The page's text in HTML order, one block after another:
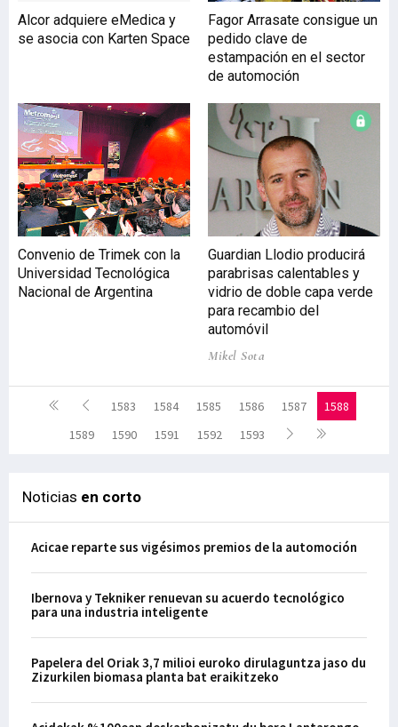
Alcor adquiere eMedica y
se asocia con Karten Space
Fagor Arrasate consigue un
pedido clave de
estampación en el sector
de automoción
Convenio de Trimek con la
Universidad Tecnológica
Nacional de Argentina
Guardian Llodio producirá
parabrisas calentables y
vidrio de doble capa verde
para recambio del
automóvil
Mikel Sota
1583 1584 1585 1586 1587
1588
1589
1590 1591 1592 1593
Noticias en corto
Acicae reparte sus vigésimos premios de la automoción
Ibernova y Tekniker renuevan su acuerdo tecnológico
para una industria inteligente
Papelera del Oriak 3,7 milioi euroko dirulaguntza jaso du
Zizurkilen biomasa planta bat eraikitzeko